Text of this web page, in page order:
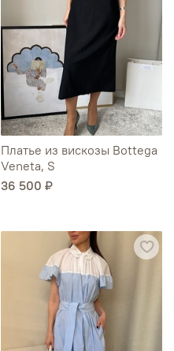
Платье из вискозы Bottega
Veneta, S
36 500 ₽